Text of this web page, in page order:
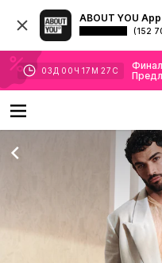
ABOUT YOU App
(152
03 Д 00 Ч 17 М 27 С